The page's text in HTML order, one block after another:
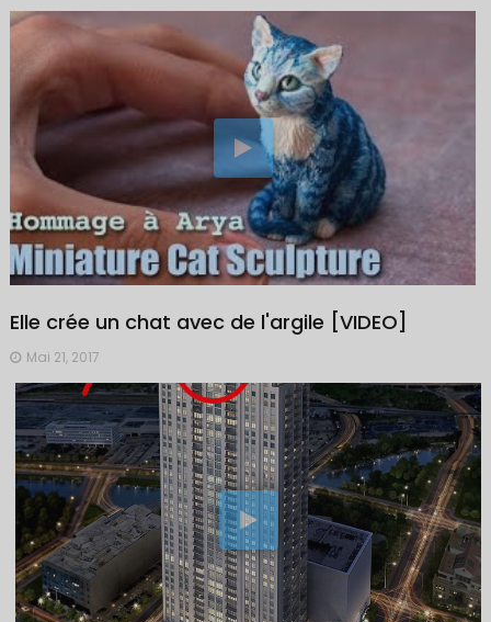
Elle crée un chat avec de l'argile [VIDEO]
Mai 21, 2017